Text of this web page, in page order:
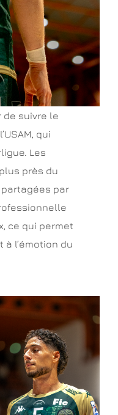
de suivre le
qui
Les
près du
par
ce qui permet
à l’émotion du